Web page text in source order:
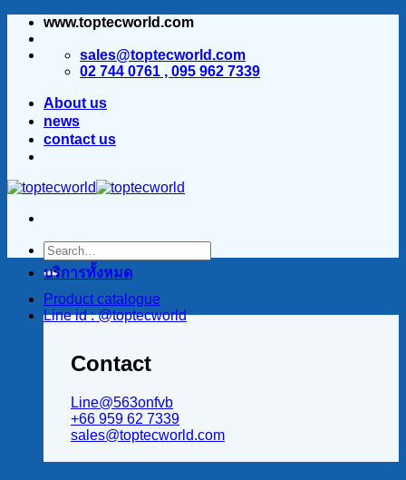
ข้าม
www.toptecworld.com
sales@toptecworld.com
02 744 0761 , 095 962 7339
About us
news
contact us
Product catalogue
Line id : @toptecworld
บริการทั้งหมด
Contact
Line@563onfvb
+66 959 62 7339
sales@toptecworld.com